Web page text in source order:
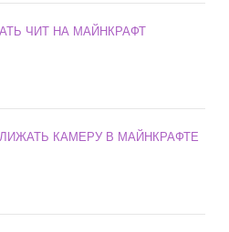
ЧИТ НА МАЙНКРАФТ
КАМЕРУ В МАЙНКРАФТЕ